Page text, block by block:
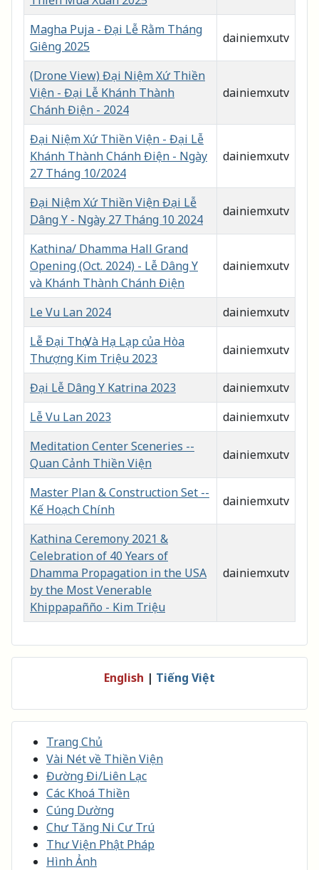
English | Tiếng Việt
Trang Chủ
Vài Nét về Thiền Viện
Đường Đi/Liên Lạc
Các Khoá Thiền
Cúng Dường
Chư Tăng Ni Cư Trú
Thư Viện Phật Pháp
Hình Ảnh
Magha Puja - Đại Lễ Rằm Tháng
Giêng 2025
dainiemxutv
(Drone View) Đại Niệm Xứ Thiền
Viện - Đại Lễ Khánh Thành
Chánh Điện - 2024
dainiemxutv
Đại Niệm Xứ Thiền Viện - Đại Lễ
Khánh Thành Chánh Điện - Ngày
27 Tháng 10/2024
dainiemxutv
Đại Niệm Xứ Thiền Viện Đại Lễ
Dâng Y - Ngày 27 Tháng 10 2024
dainiemxutv
Kathina/ Dhamma Hall Grand
Opening (Oct. 2024) - Lễ Dâng Y
và Khánh Thành Chánh Điện
dainiemxutv
Le Vu Lan 2024
dainiemxutv
Lễ Đại Thọ Và Hạ Lạp của Hòa
Thượng Kim Triệu 2023
dainiemxutv
Đại Lễ Dâng Y Katrina 2023
dainiemxutv
Lễ Vu Lan 2023
dainiemxutv
Meditation Center Sceneries --
Quan Cảnh Thiền Viện
dainiemxutv
Master Plan & Construction Set --
Kế Hoạch Chính
dainiemxutv
Kathina Ceremony 2021 &
Celebration of 40 Years of
Dhamma Propagation in the USA
by the Most Venerable
Khippapañño - Kim Triệu
dainiemxutv